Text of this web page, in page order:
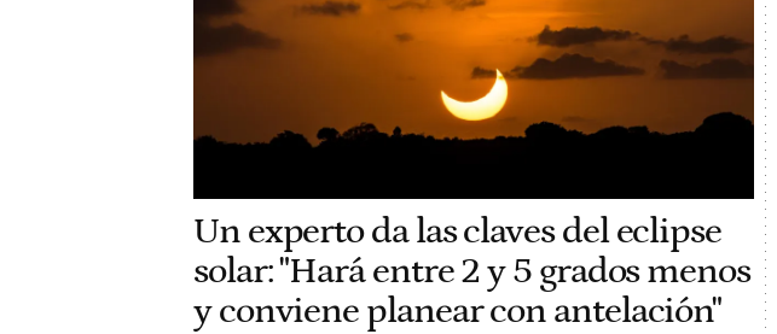
Un experto da las claves del eclipse
solar: "Hará entre 2 y 5 grados menos
y conviene planear con antelación"